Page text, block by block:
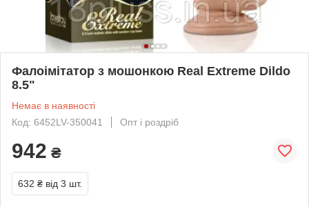
Фалоімітатор з мошонкою Real Extreme Dildo
8.5"
Немає в наявності
Код: 6452LV-350041
Опт і роздріб
942 ₴
632 ₴ від 3 шт.